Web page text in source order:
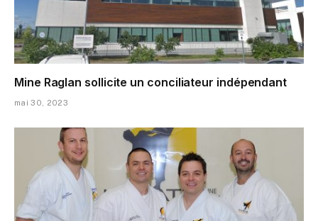
Mine Raglan sollicite un conciliateur indépendant
mai 30, 2023